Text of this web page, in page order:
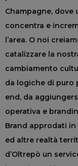
Champagne,
concentra e
l’area. O noi
catalizzare la
cambiamento
da logiche di puro
end, da
operativa e
Brand approdati
ed altre realtà
d’Oltrepò un